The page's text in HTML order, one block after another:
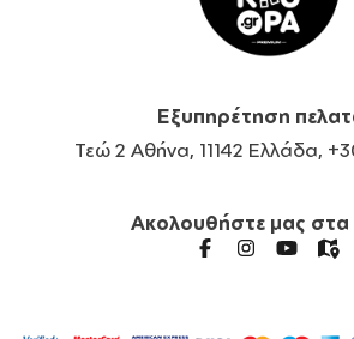
Εξυπηρέτηση
Τεώ 2 Αθήνα, 11142 Ελλάδα,
Ακολουθήστε μας στα